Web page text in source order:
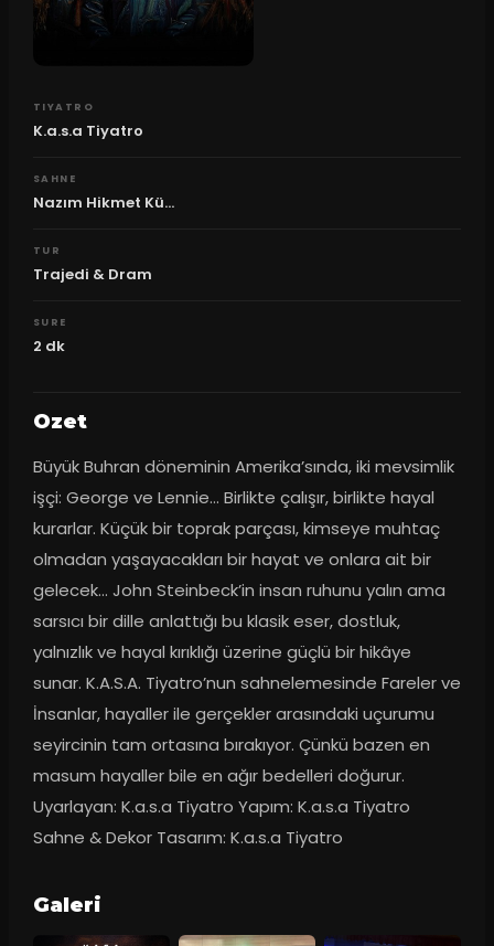
TIYATRO
K.a.s.a Tiyatro
SAHNE
Nazım Hikmet Kü...
TUR
Trajedi & Dram
SURE
2 dk
Ozet
Büyük Buhran döneminin Amerika’sında, iki mevsimlik
işçi: George ve Lennie… Birlikte çalışır, birlikte hayal
kurarlar. Küçük bir toprak parçası, kimseye muhtaç
olmadan yaşayacakları bir hayat ve onlara ait bir
gelecek… John Steinbeck’in insan ruhunu yalın ama
sarsıcı bir dille anlattığı bu klasik eser, dostluk,
yalnızlık ve hayal kırıklığı üzerine güçlü bir hikâye
sunar. K.A.S.A. Tiyatro’nun sahnelemesinde Fareler ve
İnsanlar, hayaller ile gerçekler arasındaki uçurumu
seyircinin tam ortasına bırakıyor. Çünkü bazen en
masum hayaller bile en ağır bedelleri doğurur.
Uyarlayan: K.a.s.a Tiyatro Yapım: K.a.s.a Tiyatro
Sahne & Dekor Tasarım: K.a.s.a Tiyatro
Galeri